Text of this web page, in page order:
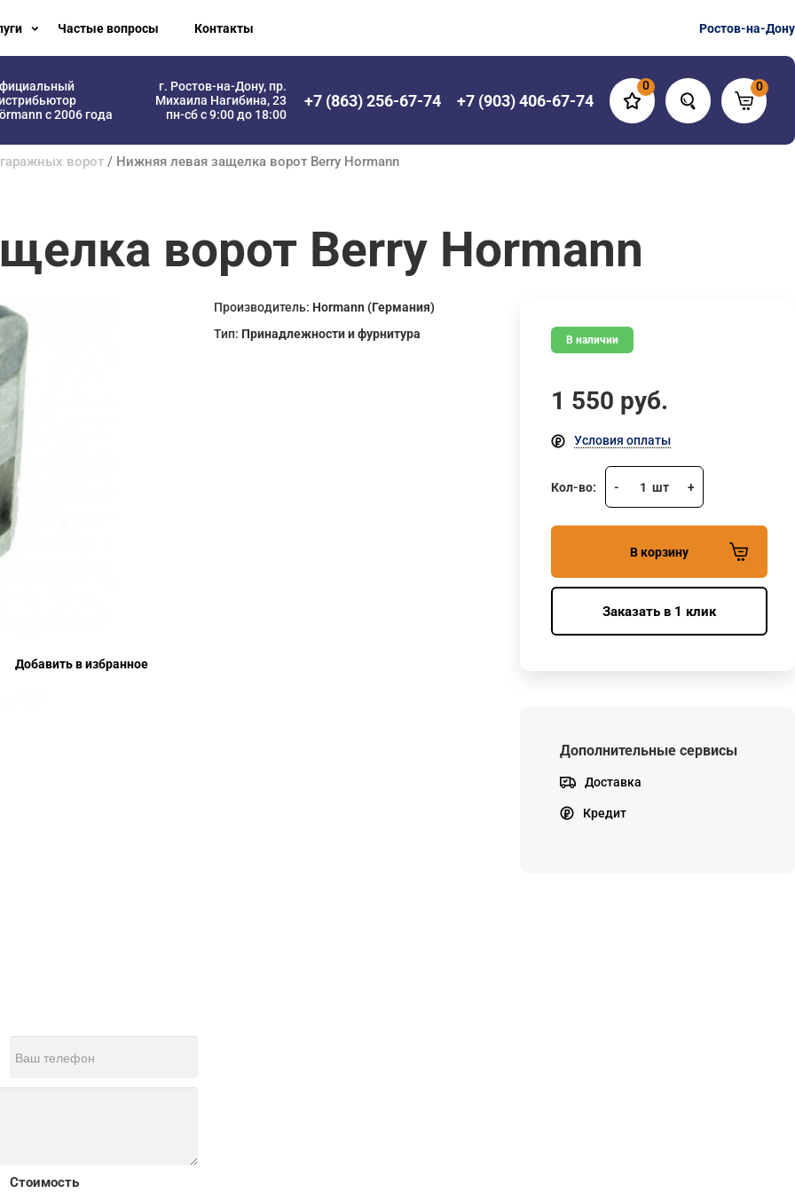
Частые вопросы Контакты Ростов-на-Дону
с 2006 года
г. Ростов-на-Дону, пр.
Михаила Нагибина, 23
пн-сб с 9:00 до 18:00
+7 (863) 256-67-74 +7 (903) 406-67-74
0 0
ворот / Нижняя левая защелка ворот Berry Hormann
ворот Berry Hormann
Добавить в избранное
Производитель: Hormann (Германия)
Тип: Принадлежности и фурнитура В наличии
1 550 руб.
Условия оплаты
Кол-во: - 1 шт +
В корзину
Заказать в 1 клик
Дополнительные сервисы
Доставка
Кредит
Стоимость